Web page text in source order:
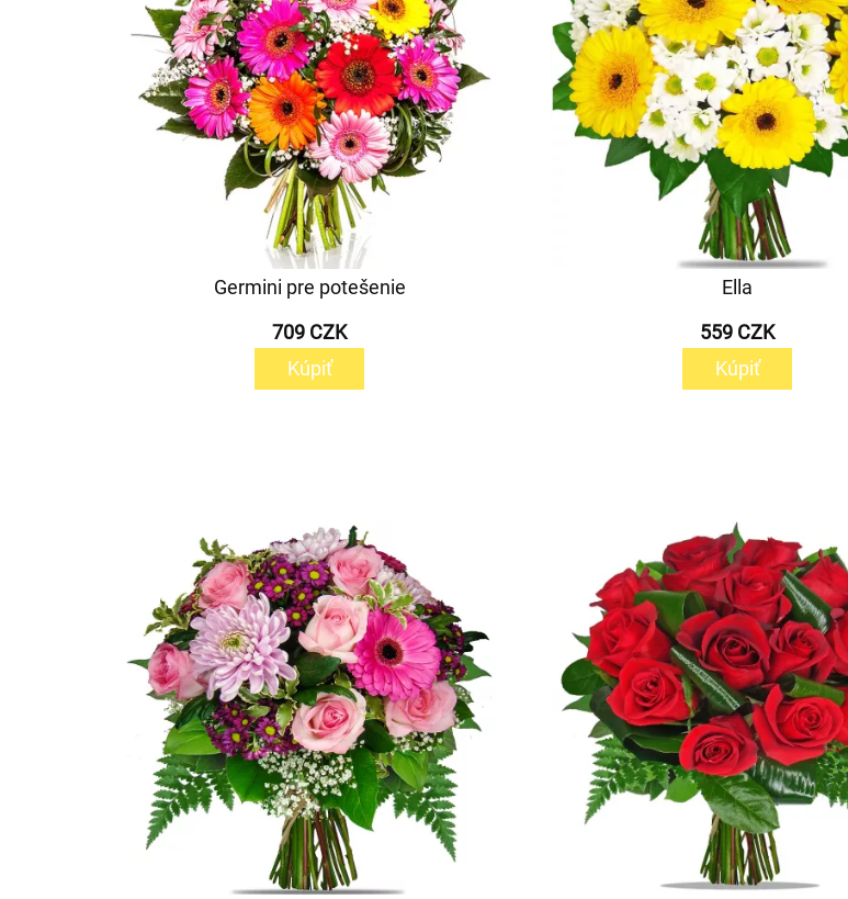
Germini pre potešenie
709 CZK
Kúpiť
Ella
559 CZK
Kúpiť